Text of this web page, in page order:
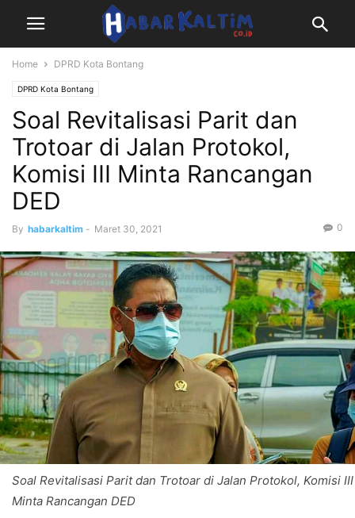
Home DPRD Kota Bontang
DPRD Kota Bontang
Soal Revitalisasi Parit dan
Trotoar di Jalan Protokol,
Komisi III Minta Rancangan
DED
By habarkaltim - Maret 30, 2021 0
Soal Revitalisasi Parit dan Trotoar di Jalan Protokol, Komisi III
Minta Rancangan DED